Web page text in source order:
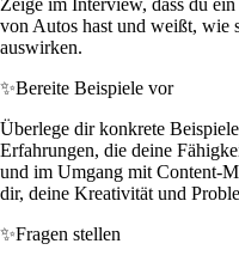
von Autos hast und weißt, wie
auswirken.
✨Bereite Beispiele vor
Überlege dir konkrete
Erfahrungen, die deine
und im Umgang mit Content-
dir, deine Kreativität und
✨Fragen stellen